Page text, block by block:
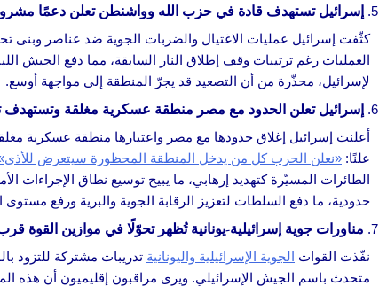
إسرائيل تستهدف قادة في حزب الله وواشنطن تعلن دعمًا
كثّفت إسرائيل عمليات الاغتيال والضربات الجوية ضد عناصر وبنى
العمليات رغم ترتيبات وقف إطلاق النار السابقة، مما دفع الجيش
لإسرائيل، محذّرة من أن التصعيد قد يجرّ المنطقة إلى مواجهة أوسع.
إسرائيل تعلن الحدود مع مصر منطقة عسكرية مغلقة وتستهدف
أعلنت إسرائيل إغلاق حدودها مع مصر واعتبارها منطقة عسكرية
علنًا: «نعلن الحرب كل من يدخل المنطقة المحظورة سيتعرض
الطائرات المسيّرة كتهديد إرهابي، ما يبيح توسيع نطاق
حدودية، ما دفع السلطات لتعزيز الرقابة الجوية والبرية ورفع
مناورات جوية إسرائيلية-يونانية تُظهر تحوّلًا في موازين القوة
نفّذت القوات الجوية الإسرائيلية واليونانية تدريبات مشتركة للتزود
متحدث باسم الجيش الإسرائيلي. ويرى مراقبون إقليميون أن هذه